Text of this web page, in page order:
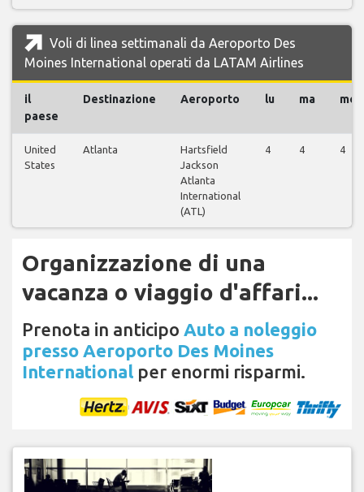
Voli di linea settimanali da Aeroporto Des
Moines International operati da LATAM Airlines
il
paese
Destinazione Aeroporto lu ma me
United
States
Atlanta
Hartsfield
Jackson
Atlanta
International
(ATL)
4 4 4
Organizzazione di una
vacanza o viaggio d'affari...
Prenota in anticipo Auto a noleggio
presso Aeroporto Des Moines
International per enormi risparmi.